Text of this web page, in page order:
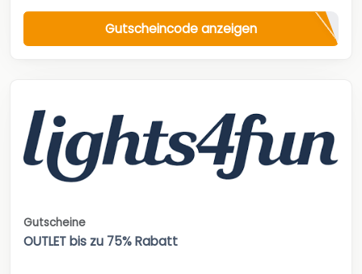
Gutscheincode anzeigen
Gutscheine
OUTLET bis zu 75% Rabatt